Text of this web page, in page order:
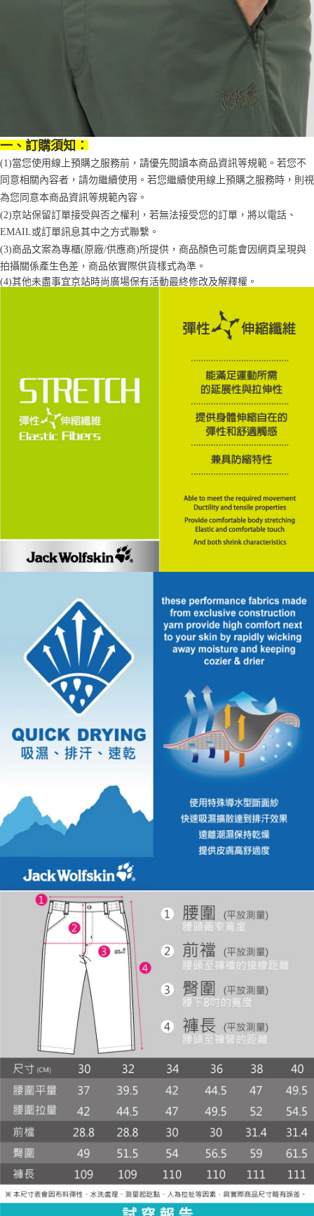
一、訂購須知：
(1)當您使用線上預購之服務前，請優先閱讀本商品資訊等規範。若您不
同意相關內容者，請勿繼續使用。若您繼續使用線上預購之服務時，則視
為您同意本商品資訊等規範內容。
(2)京站保留訂單接受與否之權利，若無法接受您的訂單，將以電話、
EMAIL或訂單訊息其中之方式聯繫。
(3)商品文案為專櫃(原廠/供應商)所提供，商品顏色可能會因網頁呈現與
拍攝關係產生色差，商品依實際供貨樣式為準。
(4)其他未盡事宜京站時尚廣場保有活動最終修改及解釋權。